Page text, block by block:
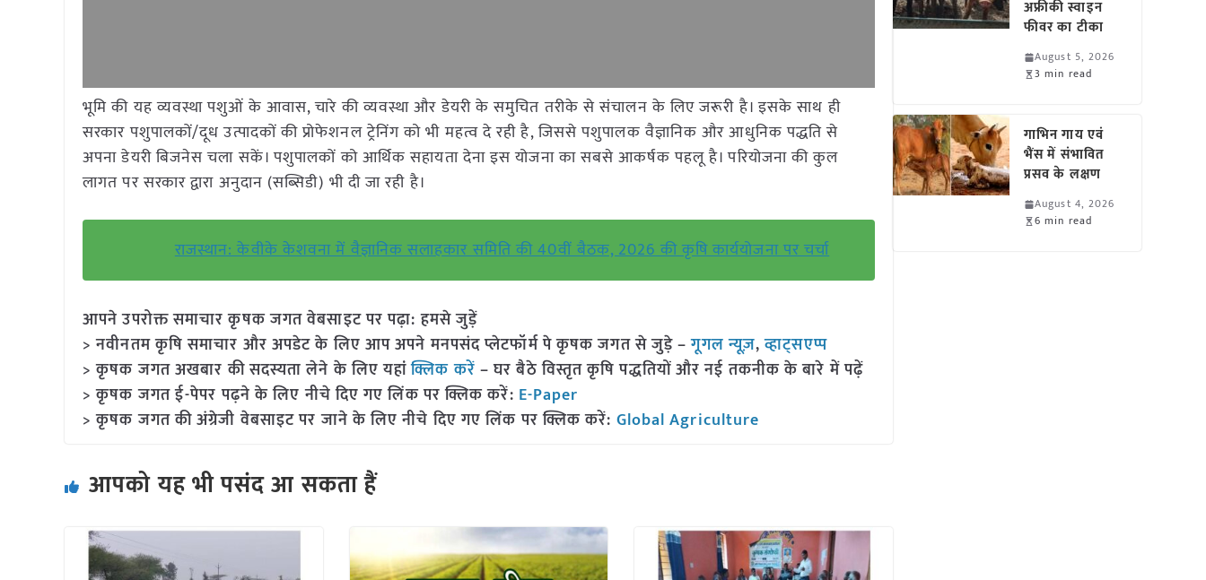
भूमि की यह व्यवस्था पशुओं के आवास, चारे की व्यवस्था और डेयरी के समुचित तरीके से संचालन के लिए जरूरी है। इसके साथ ही
सरकार पशुपालकों/दूध उत्पादकों की प्रोफेशनल ट्रेनिंग को भी महत्व दे रही है, जिससे पशुपालक वैज्ञानिक और आधुनिक पद्धति से
अपना डेयरी बिजनेस चला सकें। पशुपालकों को आर्थिक सहायता देना इस योजना का सबसे आकर्षक पहलू है। परियोजना की कुल
लागत पर सरकार द्वारा अनुदान (सब्सिडी) भी दी जा रही है।
राजस्थान: केवीके केशवना में वैज्ञानिक सलाहकार समिति की 40वीं बैठक, 2026 की कृषि कार्ययोजना पर चर्चा
आपने उपरोक्त समाचार कृषक जगत वेबसाइट पर पढ़ा: हमसे जुड़ें
> नवीनतम कृषि समाचार और अपडेट के लिए आप अपने मनपसंद प्लेटफॉर्म पे कृषक जगत से जुड़े –गूगल न्यूज़,व्हाट्सएप्प
> कृषक जगत अखबार की सदस्यता लेने के लिए यहांक्लिक करें – घर बैठे विस्तृत कृषि पद्धतियों और नई तकनीक के बारे में पढ़ें
> कृषक जगत ई-पेपर पढ़ने के लिए नीचे दिए गए लिंक पर क्लिक करें: E-Paper
> कृषक जगत की अंग्रेजी वेबसाइट पर जाने के लिए नीचे दिए गए लिंक पर क्लिक करें: Global Agriculture
आपको यह भी पसंद आ सकता हैं
अफ्रीकी स्वाइन
फीवर का टीका
August 5, 2026
3 min read
गाभिन गाय एवं
भैंस में संभावित
प्रसव के लक्षण
August 4, 2026
6 min read